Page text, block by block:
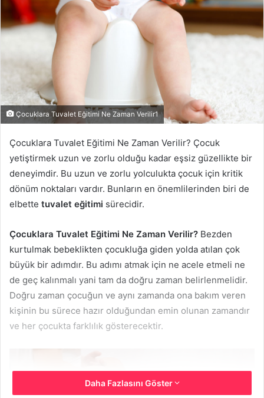
Çocuklara Tuvalet Eğitimi Ne Zaman Verilir1
Çocuklara Tuvalet Eğitimi Ne Zaman Verilir? Çocuk
yetiştirmek uzun ve zorlu olduğu kadar eşsiz güzellikte bir
deneyimdir. Bu uzun ve zorlu yolculukta çocuk için kritik
dönüm noktaları vardır. Bunların en önemlilerinden biri de
elbette tuvalet eğitimi sürecidir.
Çocuklara Tuvalet Eğitimi Ne Zaman Verilir? Bezden
kurtulmak bebeklikten çocukluğa giden yolda atılan çok
büyük bir adımdır. Bu adımı atmak için ne acele etmeli ne
de geç kalınmalı yani tam da doğru zaman belirlenmelidir.
Doğru zaman çocuğun ve aynı zamanda ona bakım veren
kişinin bu sürece hazır olduğundan emin olunan zamandır
ve her çocukta farklılık gösterecektir.
Daha Fazlasını Göster